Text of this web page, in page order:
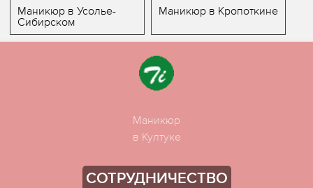
Маникюр в Усолье-
Сибирском
Маникюр в Кропоткине
Маникюр
в Култуке
СОТРУДНИЧЕСТВО